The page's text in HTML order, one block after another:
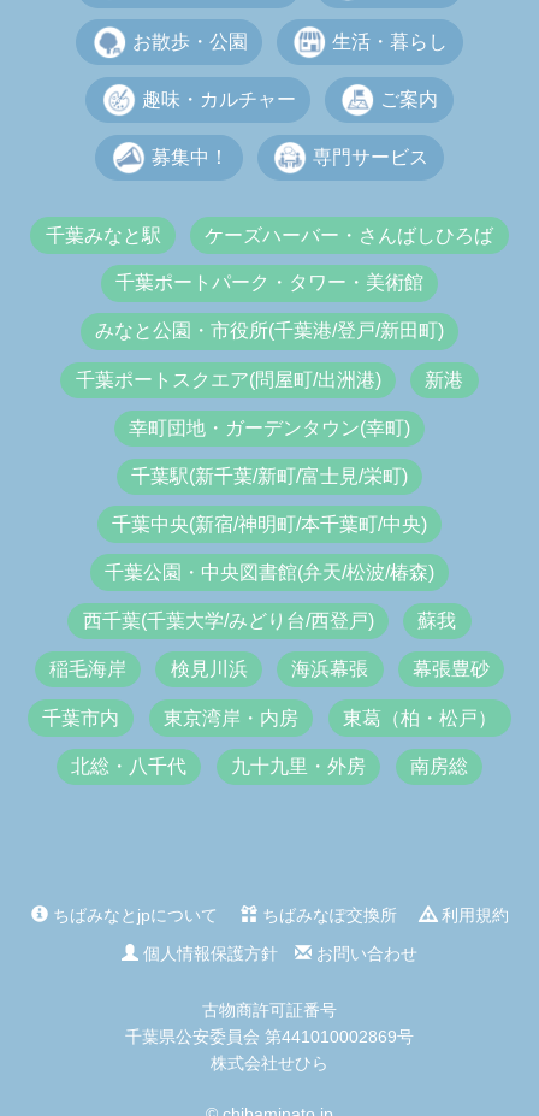
お散歩・公園 生活・暮らし
趣味・カルチャー ご案内
募集中！ 専門サービス
千葉みなと駅 ケーズハーバー・さんばしひろば
千葉ポートパーク・タワー・美術館
みなと公園・市役所(千葉港/登戸/新田町)
千葉ポートスクエア(問屋町/出洲港) 新港
幸町団地・ガーデンタウン(幸町)
千葉駅(新千葉/新町/富士見/栄町)
千葉中央(新宿/神明町/本千葉町/中央)
千葉公園・中央図書館(弁天/松波/椿森)
西千葉(千葉大学/みどり台/西登戸) 蘇我
稲毛海岸 検見川浜 海浜幕張 幕張豊砂
千葉市内 東京湾岸・内房 東葛（柏・松戸）
北総・八千代 九十九里・外房 南房総
ちばみなとjpについて ちばみなぽ交換所
利用規約
個人情報保護方針
お問い合わせ
古物商許可証番号
千葉県公安委員会 第441010002869号
株式会社せひら